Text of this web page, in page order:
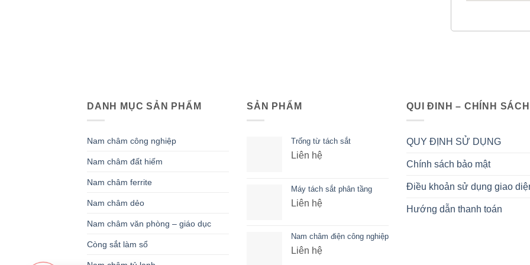
DANH MỤC SẢN PHẨM
Nam châm công nghiệp
Nam châm đất hiếm
Nam châm ferrite
Nam châm dẻo
Nam châm văn phòng – giáo dục
Còng sắt làm sổ
SẢN PHẨM
Trống từ tách sắt
Liên hệ
Máy tách sắt phân tầng
Liên hệ
Nam châm điện công nghiệp
Liên hệ
QUI ĐINH – CHÍNH SÁCH
QUY ĐỊNH SỬ DỤNG
Chính sách bảo mật
Điều khoản sử dụng giao
Hướng dẫn thanh toán